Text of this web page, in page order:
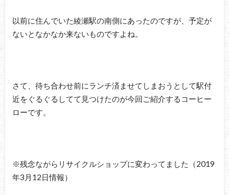
以前に住んでいた綾瀬駅の南側にあったのですが、予定が
ないとなかなか来ないものですよね。
さて、待ち合わせ前にランチ済ませてしまおうとして駅付
近をぐるぐるしてて見つけたのが今回ご紹介するコーヒー
ローです。
※残念ながらリサイクルショップに変わってました（2019
年3月12日情報）